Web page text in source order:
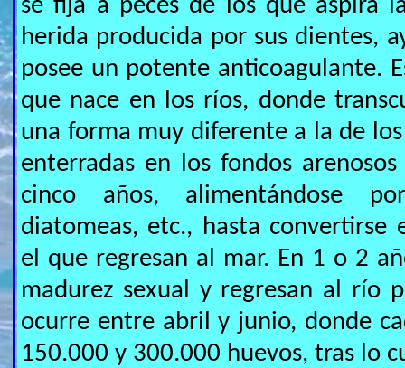
se fija a peces de los que aspira
herida producida por sus dientes,
posee un potente anticoagulante.
que nace en los ríos, donde
una forma muy diferente a la de
enterradas en los fondos
cinco años, alimentándose
diatomeas, etc., hasta convertirse
el que regresan al mar. En 1 o 2
madurez sexual y regresan al río
ocurre entre abril y junio, donde
150.000 y 300.000 huevos, tras lo